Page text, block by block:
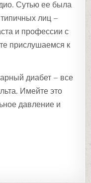
Сутью ее была
лиц –
и профессии с
прислушаемся к
диабет – все
Имейте это
давление и